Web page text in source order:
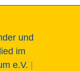
und
im
e.V.